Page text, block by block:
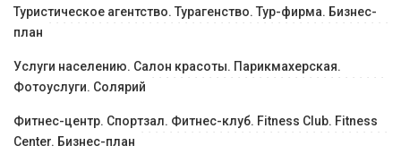
Туристическое агентство. Турагенство. Тур-фирма. Бизнес-
план
Услуги населению. Салон красоты. Парикмахерская.
Фотоуслуги. Солярий
Фитнес-центр. Спортзал. Фитнес-клуб. Fitness Club. Fitness
Center. Бизнес-план